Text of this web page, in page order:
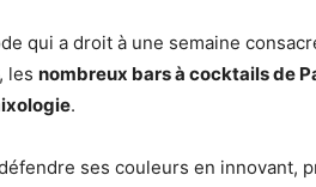
qui a droit à une semaine
les nombreux bars à cocktails de
.
ses couleurs en innovant,